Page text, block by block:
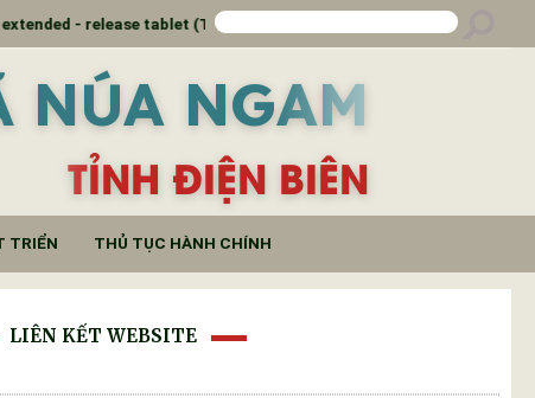
tablet (Theophylline 100mg) Thông báo kết luận
NÚA NGAM
TỈNH ĐIỆN BIÊN
TRIỂN THỦ TỤC HÀNH CHÍNH
LIÊN KẾT WEBSITE